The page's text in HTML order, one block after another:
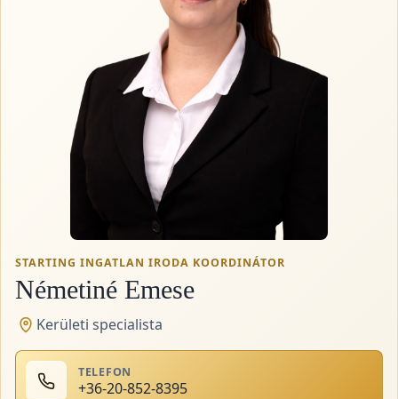
STARTING INGATLAN IRODA KOORDINÁTOR
Németiné Emese
Kerületi specialista
TELEFON
+36-20-852-8395